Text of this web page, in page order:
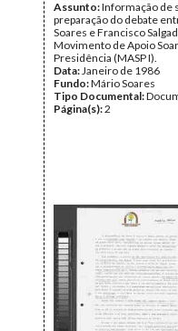
Assunto:Informação de
preparação do debate
Soares e Francisco
Movimento de Apoio
Presidência (MASP I).
Data:Janeiro de 1986
Fundo:Mário Soares
Tipo Documental:
Página(s):2